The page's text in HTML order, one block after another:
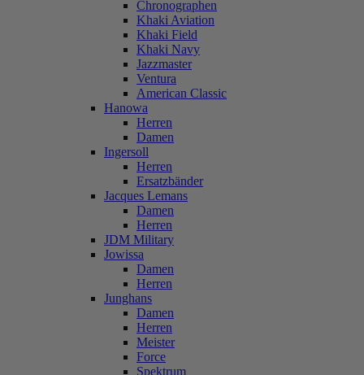
Chronographen
Khaki Aviation
Khaki Field
Khaki Navy
Jazzmaster
Ventura
American Classic
Hanowa
Herren
Damen
Ingersoll
Herren
Ersatzbänder
Jacques Lemans
Damen
Herren
JDM Military
Jowissa
Damen
Herren
Junghans
Damen
Herren
Meister
Force
Spektrum